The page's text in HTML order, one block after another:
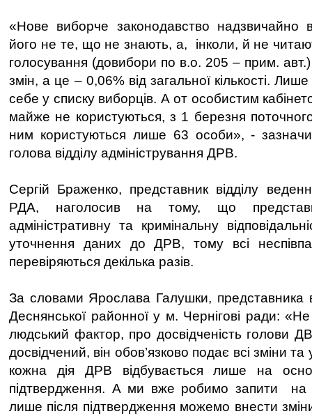
«Нове виборче законодавство
його не те, що не знають, а, інколи, й не
голосування (довибори по в.о. 205 – прим.
змін, а це – 0,06% від загальної кількості.
себе у списку виборців. А от особистим
майже не користуються, з 1 березня поточного
ним користуються лише 63 особи», -
голова відділу адміністрування ДРВ.
Сергій Браженко, представник відділу
РДА, наголосив на тому, що
адміністративну та кримінальну
уточнення даних до ДРВ, тому всі
перевіряються декілька разів.
За словами Ярослава Галушки, представника
Деснянської районної у м. Чернігові ради:
людський фактор, про досвідченість голови
досвідчений, він обов’язково подає всі зміни
кожна дія ДРВ відбувається лише на
підтвердження. А ми вже робимо запити на
лише після підтвердження можемо внести